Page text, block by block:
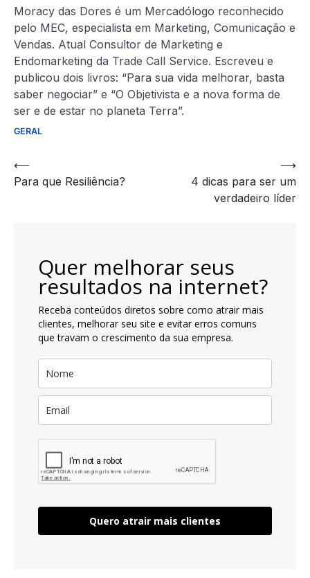
Moracy das Dores é um Mercadólogo reconhecido
pelo MEC, especialista em Marketing, Comunicação e
Vendas. Atual Consultor de Marketing e
Endomarketing da Trade Call Service. Escreveu e
publicou dois livros: “Para sua vida melhorar, basta
saber negociar” e “O Objetivista e a nova forma de
ser e de estar no planeta Terra”.
GERAL
Navegação
de
⟵
Para que Resiliência?
4 dicas para ser um
verdadeiro líder
⟶
Quer melhorar seus
resultados na internet?
Receba conteúdos diretos sobre como atrair mais
clientes, melhorar seu site e evitar erros comuns
que travam o crescimento da sua empresa.
Quero atrair mais clientes